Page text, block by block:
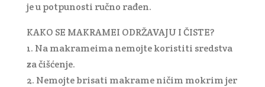
je u potpunosti ručno rađen.
KAKO SE MAKRAMEI ODRŽAVAJU I ČISTE?
1. Na makrameima nemojte koristiti sredstva
za čišćenje.
2. Nemojte brisati makrame ničim mokrim jer